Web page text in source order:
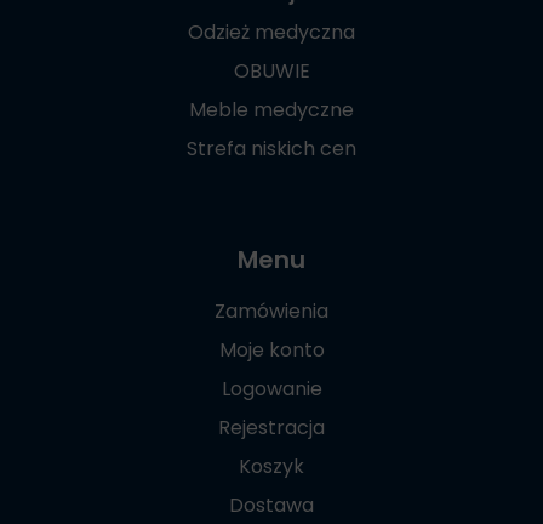
Odzież medyczna
OBUWIE
Meble medyczne
Strefa niskich cen
Menu
Zamówienia
Moje konto
Logowanie
Rejestracja
Koszyk
Dostawa